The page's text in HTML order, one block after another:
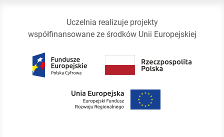
Uczelnia realizuje projekty
współfinansowane ze środków Unii Europejskiej